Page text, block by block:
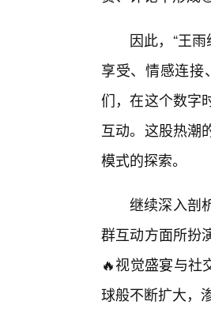
因此，“王
享受、情感连
们，在这个数字
互动。这股热潮
模式的探索。
继续深入剖
群互动方面所扮
🔥视觉盛宴与社
球般不断扩大，